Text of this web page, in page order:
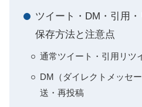
ツイート・DM・引用
保存方法と注意点
通常ツイート・引用リツ
DM（ダイレクトメッセ
送・再投稿